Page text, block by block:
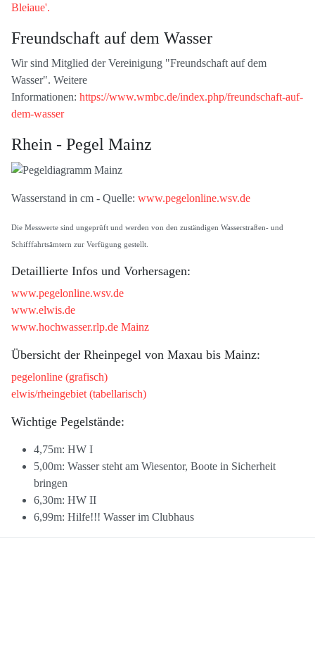
Bleiaue'.
Freundschaft auf dem Wasser
Wir sind Mitglied der Vereinigung "Freundschaft auf dem
Wasser". Weitere
Informationen: https://www.wmbc.de/index.php/freundschaft-auf-
dem-wasser
Rhein - Pegel Mainz
Wasserstand in cm - Quelle: www.pegelonline.wsv.de
Die Messwerte sind ungeprüft und werden von den zuständigen Wasserstraßen- und
Schifffahrtsämtern zur Verfügung gestellt.
Detaillierte Infos und Vorhersagen:
www.pegelonline.wsv.de
www.elwis.de
www.hochwasser.rlp.de Mainz
Übersicht der Rheinpegel von Maxau bis Mainz:
pegelonline (grafisch)
elwis/rheingebiet (tabellarisch)
Wichtige Pegelstände:
4,75m: HW I
5,00m: Wasser steht am Wiesentor, Boote in Sicherheit
bringen
6,30m: HW II
6,99m: Hilfe!!! Wasser im Clubhaus